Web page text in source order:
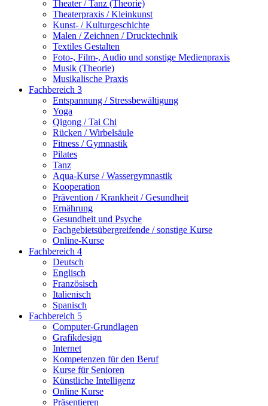
Theater / Tanz (Theorie)
Theaterpraxis / Kleinkunst
Kunst- / Kulturgeschichte
Malen / Zeichnen / Drucktechnik
Textiles Gestalten
Foto-, Film-, Audio und sonstige Medienpraxis
Musik (Theorie)
Musikalische Praxis
Fachbereich 3
Entspannung / Stressbewältigung
Yoga
Qigong / Tai Chi
Rücken / Wirbelsäule
Fitness / Gymnastik
Pilates
Tanz
Aqua-Kurse / Wassergymnastik
Kooperation
Prävention / Krankheit / Gesundheit
Ernährung
Gesundheit und Psyche
Fachgebietsübergreifende / sonstige Kurse
Online-Kurse
Fachbereich 4
Deutsch
Englisch
Französisch
Italienisch
Spanisch
Fachbereich 5
Computer-Grundlagen
Grafikdesign
Internet
Kompetenzen für den Beruf
Kurse für Senioren
Künstliche Intelligenz
Online Kurse
Präsentieren